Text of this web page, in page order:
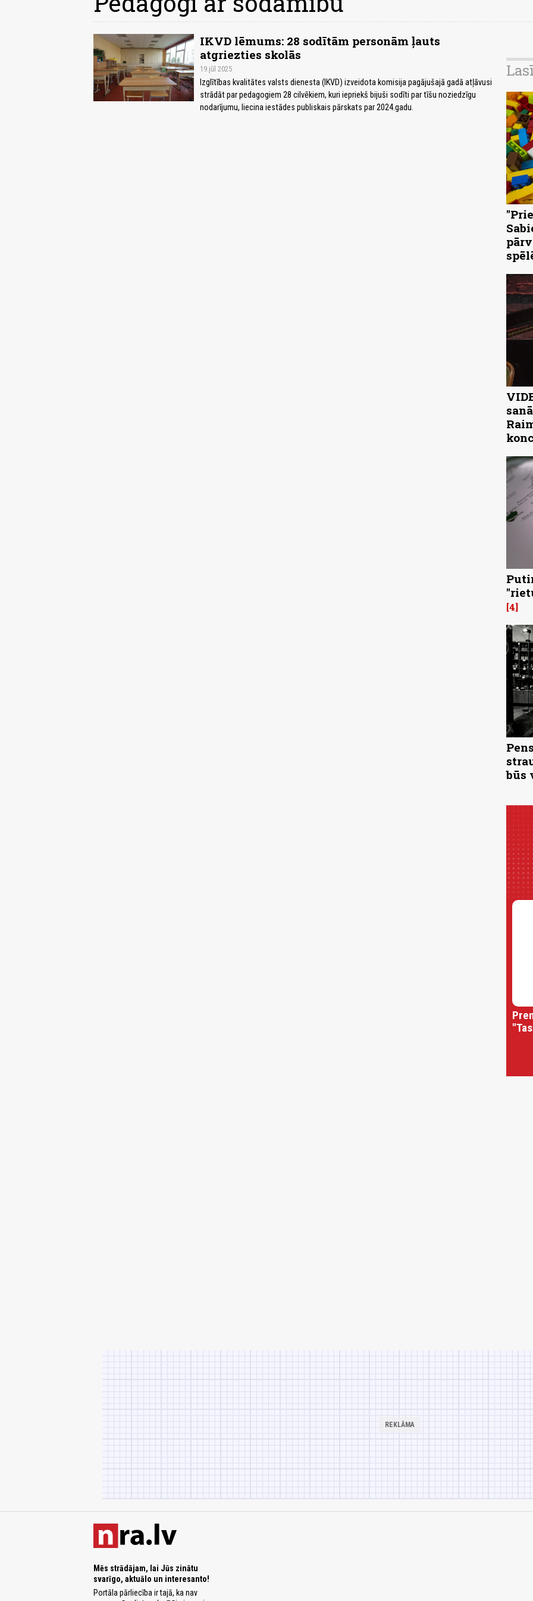
IKVD lēmums: 28 sodītām personām ļauts
atgriezties skolās
19.jūl 2025
Izglītības kvalitātes valsts dienesta (IKVD) izveidota komisija pagājušajā gadā atļāvusi
strādāt par pedagogiem 28 cilvēkiem, kuri iepriekš bijuši sodīti par tīšu noziedzīgu
nodarījumu, liecina iestādes publiskais pārskats par 2024.gadu.
4
būs
Mēs strādājam, lai Jūs zinātu
svarīgo, aktuālo un interesanto!
Portāla pārliecība ir tajā, ka nav